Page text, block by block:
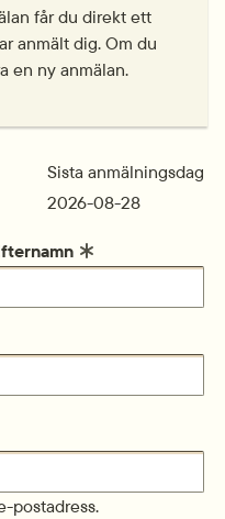
får du direkt ett
anmält dig. Om du
en ny anmälan.
Sista anmälningsdag
2026-08-28
postadress.